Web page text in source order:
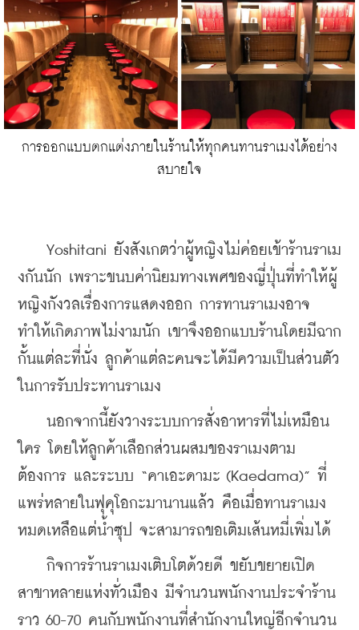
การออกแบบตกแต่งภายในร้านให้ทุกคนทานราเมงได้อย่าง
สบายใจ
Yoshitani ยังสังเกตว่าผู้หญิงไม่ค่อยเข้าร้านราเม
งกันนัก เพราะขนบค่านิยมทางเพศของญี่ปุ่นที่ทำให้ผู้
หญิงกังวลเรื่องการแสดงออก การทานราเมงอาจ
ทำให้เกิดภาพไม่งามนัก เขาจึงออกแบบร้านโดยมีฉาก
กั้นแต่ละที่นั่ง ลูกค้าแต่ละคนจะได้มีความเป็นส่วนตัว
ในการรับประทานราเมง
นอกจากนี้ยังวางระบบการสั่งอาหารที่ไม่เหมือน
ใคร โดยให้ลูกค้าเลือกส่วนผสมของราเมงตาม
ต้องการ และระบบ “คาเอะดามะ (Kaedama)” ที่
แพร่หลายในฟุคุโอกะมานานแล้ว คือเมื่อทานราเมง
หมดเหลือแต่น้ำซุป จะสามารถขอเติมเส้นหมี่เพิ่มได้
กิจการร้านราเมงเติบโตด้วยดี ขยับขยายเปิด
สาขาหลายแห่งทั่วเมือง มีจำนวนพนักงานประจำร้าน
ราว 60-70 คนกับพนักงานที่สำนักงานใหญ่อีกจำนวน